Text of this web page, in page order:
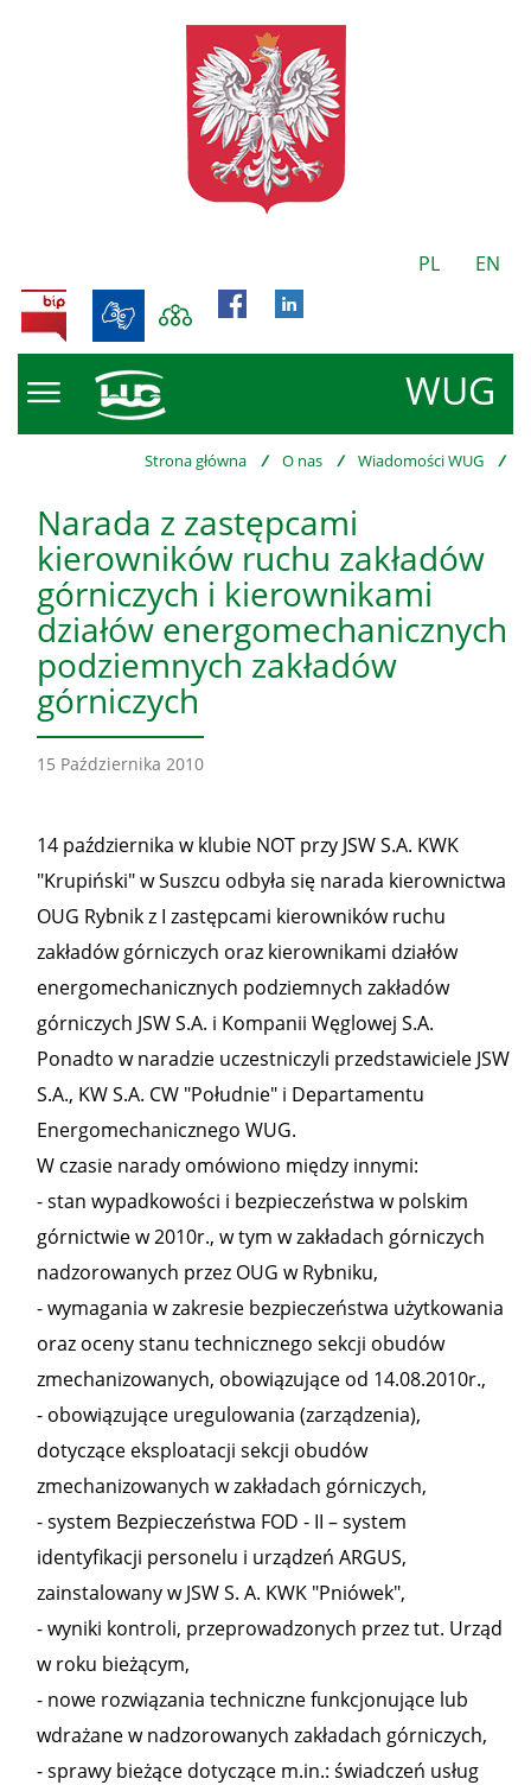
PL EN
WUG
BIP
Strona główna / O nas / Wiadomości WUG /
Narada z zastępcami
kierowników ruchu zakładów
górniczych i kierownikami
działów energomechanicznych
podziemnych zakładów
górniczych
15 Października 2010
14 października w klubie NOT przy JSW S.A. KWK
"Krupiński" w Suszcu odbyła się narada kierownictwa
OUG Rybnik z I zastępcami kierowników ruchu
zakładów górniczych oraz kierownikami działów
energomechanicznych podziemnych zakładów
górniczych JSW S.A. i Kompanii Węglowej S.A.
Ponadto w naradzie uczestniczyli przedstawiciele JSW
S.A., KW S.A. CW "Południe" i Departamentu
Energomechanicznego WUG.
W czasie narady omówiono między innymi:
- stan wypadkowości i bezpieczeństwa w polskim
górnictwie w 2010r., w tym w zakładach górniczych
nadzorowanych przez OUG w Rybniku,
- wymagania w zakresie bezpieczeństwa użytkowania
oraz oceny stanu technicznego sekcji obudów
zmechanizowanych, obowiązujące od 14.08.2010r.,
- obowiązujące uregulowania (zarządzenia),
dotyczące eksploatacji sekcji obudów
zmechanizowanych w zakładach górniczych,
- system Bezpieczeństwa FOD - II – system
identyfikacji personelu i urządzeń ARGUS,
zainstalowany w JSW S. A. KWK "Pniówek",
- wyniki kontroli, przeprowadzonych przez tut. Urząd
w roku bieżącym,
- nowe rozwiązania techniczne funkcjonujące lub
wdrażane w nadzorowanych zakładach górniczych,
- sprawy bieżące dotyczące m.in.: świadczeń usług